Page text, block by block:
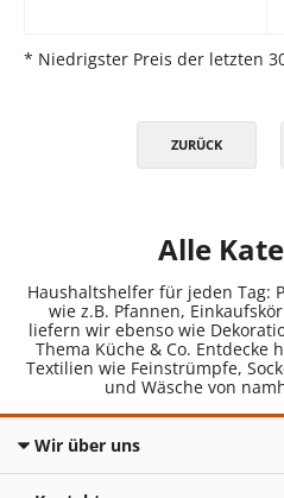
* Niedrigster Preis der letzten
ZURÜCK
Alle
Haushaltshelfer für jeden Tag:
wie z.B. Pfannen,
liefern wir ebenso wie
Thema Küche & Co.
Textilien wie Feinstrümpfe,
und Wäsche von
Wir über uns